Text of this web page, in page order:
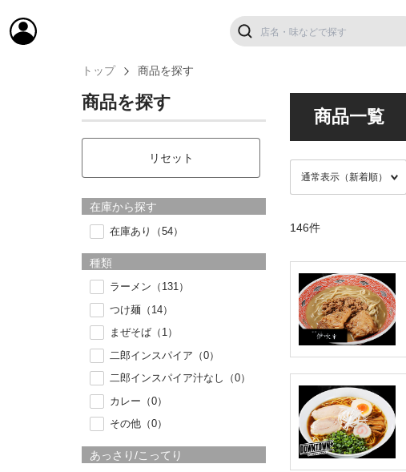
トップ 商品を探す
商品を探す
リセット
在庫から探す
在庫あり（54）
種類
ラーメン（131）
つけ麺（14）
まぜそば（1）
二郎インスパイア（0）
二郎インスパイア汁なし（0）
カレー（0）
その他（0）
あっさり/こってり
商品一覧
146件